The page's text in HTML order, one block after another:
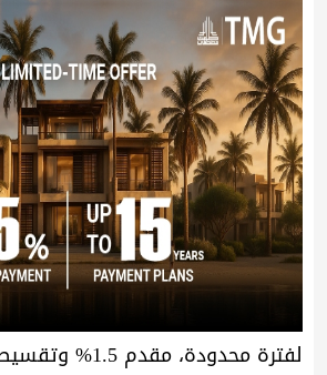
لفترة محدودة، مقدم 1.5% وتقسيط حتى 15 سنة